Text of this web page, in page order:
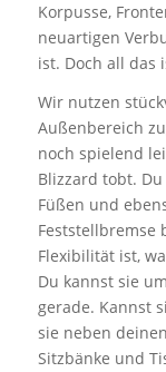
Korpusse,
neuartigen
ist. Doch all das
Wir nutzen
Außenbereich
noch spielend
Blizzard tobt.
Füßen und
Feststellbremse
Flexibilität ist,
Du kannst sie
gerade. Kannst
sie neben
Sitzbänke und